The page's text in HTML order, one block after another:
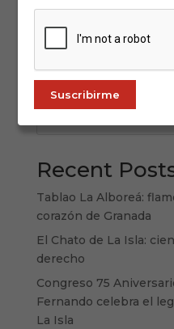
popular y el ingenio
Recent
Tablao La Alboreá:
corazón de Granada
El Chato de La Isla:
derecho
Congreso 75
Fernando celebra el
La Isla